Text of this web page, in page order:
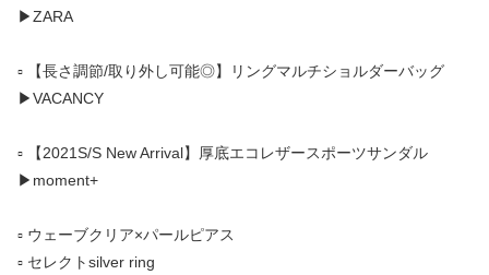
▶︎ZARA
▫️ 【長さ調節/取り外し可能◎】リングマルチショルダーバッグ
▶︎VACANCY
▫️ 【2021S/S New Arrival】厚底エコレザースポーツサンダル
▶︎moment+
▫️ ウェーブクリア×パールピアス
▫️ セレクトsilver ring